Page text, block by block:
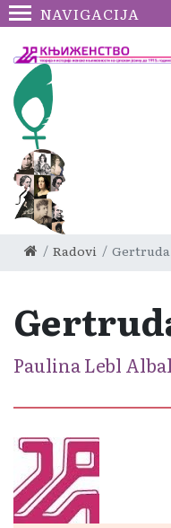
NAVIGACIJA
Radovi Gertruda
Paulina Lebl